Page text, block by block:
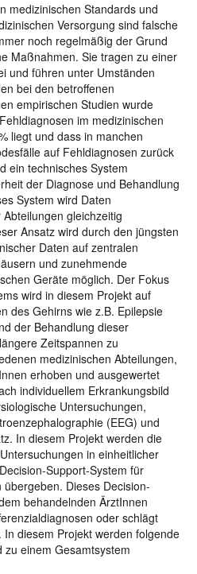
medizinischen Standards und
Versorgung sind falsche
noch regelmäßig der Grund
Maßnahmen. Sie tragen zu einer
und führen unter Umständen
bei den betroffenen
empirischen Studien wurde
im medizinischen
liegt und dass in manchen
auf Fehldiagnosen zurück
ein technisches System
der Diagnose und Behandlung
System wird Daten
gleichzeitig
Ansatz wird durch den jüngsten
Daten auf zentralen
und zunehmende
Geräte möglich. Der Fokus
wird in diesem Projekt auf
des Gehirns wie z.B. Epilepsie
der Behandlung dieser
Zeitspannen zu
medizinischen Abteilungen,
erhoben und ausgewertet
individuellem Erkrankungsbild
Untersuchungen,
(EEG) und
In diesem Projekt werden die
in einheitlicher
Support-System für
Dieses Decision-
behandelnden ÄrztInnen
oder schlägt
diesem Projekt werden folgende
zu einem Gesamtsystem